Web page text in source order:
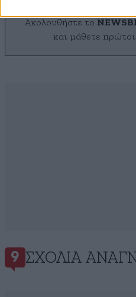
Ακολουθήστε το
και μάθετε πρώτοι
9 ΣΧΌΛΙΑ